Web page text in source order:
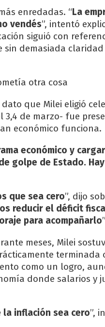
enredadas. “La
vendés”, intentó
siguió con
demasiada claridad
otra cosa
que Milei eligió
3,4 de marzo- fue
económico funciona.
económico y
golpe de Estado.
que sea cero”, dijo
reducir el déficit
para acompañarlo
meses, Milei
terminada
como un logro,
donde salarios y
inflación sea cero”,